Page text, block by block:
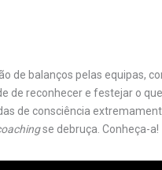
de balanços pelas equipas,
de reconhecer e festejar o
de consciência
se debruça. Conheça-a!